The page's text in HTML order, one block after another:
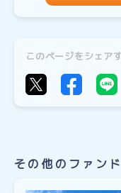
このページをシェア
その他のファンド